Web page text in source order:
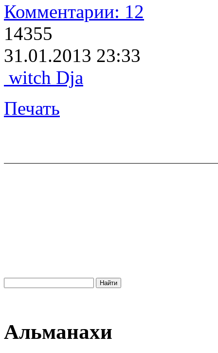
Комментарии: 12
14355
31.01.2013 23:33
witch Dja
Печать
Альманахи